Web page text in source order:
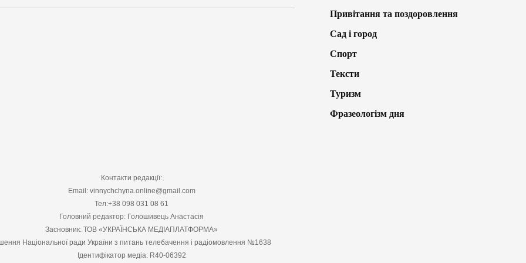
Привітання та поздоровлення
Сад і город
Спорт
Тексти
Туризм
Фразеологізм дня
Контакти редакції:
Email: vinnychchyna.online@gmail.com
Тел:+38 098 031 08 61
Головний редактор: Голошивець Анастасія
Засновник: ТОВ «УКРАЇНСЬКА МЕДІАПЛАТФОРМА»
Національної ради України з питань телебачення і радіомовлення №1638
Ідентифікатор медіа: R40-06392